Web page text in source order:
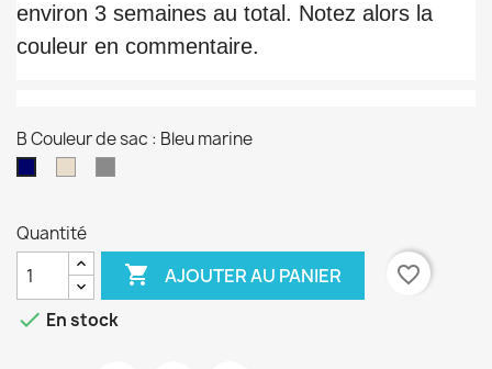
environ 3 semaines au total. Notez alors la
couleur en commentaire.
B Couleur de sac : Bleu marine
Quantité
 AJOUTER AU PANIER
favorite_border
 En stock